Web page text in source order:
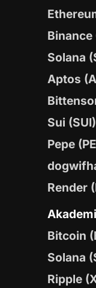
Binance
Solana
Aptos
Sui
Pepe
Render
Akademi
Bitcoin
Solana
Ripple